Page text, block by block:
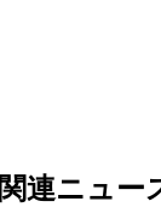
関連ニュー